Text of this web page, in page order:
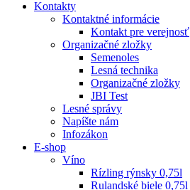
Kontakty
Kontaktné informácie
Kontakt pre verejnosť
Organizačné zložky
Semenoles
Lesná technika
Organizačné zložky
JBI Test
Lesné správy
Napíšte nám
Infozákon
E-shop
Víno
Rízling rýnsky 0,75l
Rulandské biele 0,75l